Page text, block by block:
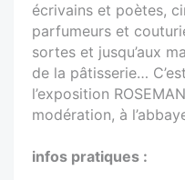
écrivains et poètes,
parfumeurs et
sortes et jusqu’aux
de la pâtisserie…
l’exposition
modération, à
infos pratiques :